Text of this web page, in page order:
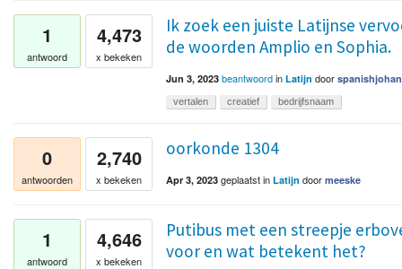
1
antwoord
4,473
x bekeken
Ik zoek een juiste Latijnse
de woorden Amplio en Sophia.
Jun 3, 2023 beantwoordin Latijn door spanishjohan
vertalen creatief bedrijfsnaam
0
antwoorden
2,740
x bekeken
oorkonde 1304
Apr 3, 2023 geplaatstin Latijn door meeske
1
antwoord
4,646
x bekeken
Putibus met een streepje
voor en wat betekent het?